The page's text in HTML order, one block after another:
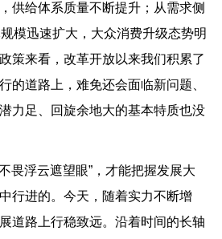
供给体系质量不断提升；从需求侧
模迅速扩大，大众消费升级态势明
策来看，改革开放以来我们积累了
的道路上，难免还会面临新问题、
力足、回旋余地大的基本特质也没
畏浮云遮望眼”，才能把握发展大
行进的。今天，随着实力不断增
道路上行稳致远。沿着时间的长轴